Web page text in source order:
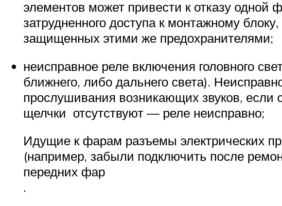
элементов может привести к отказу одной
затрудненного доступа к монтажному
защищенных этими же предохранителями;
неисправное реле включения головного
ближнего, либо дальнего света).
прослушивания возникающих звуков, если
щелчки отсутствуют — реле неисправно;
Идущие к фарам разъемы электрических
(например, забыли подключить после
передних фар
.